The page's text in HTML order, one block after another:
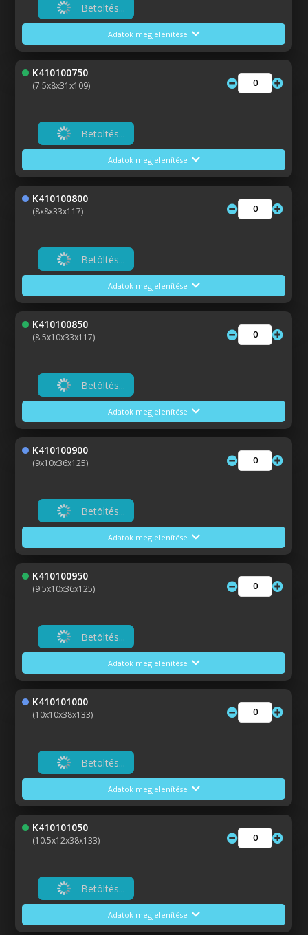
Betöltés...
Adatok megjelenítése
K410100750
(7.5x8x31x109)
Betöltés...
Adatok megjelenítése
K410100800
(8x8x33x117)
Betöltés...
Adatok megjelenítése
K410100850
(8.5x10x33x117)
Betöltés...
Adatok megjelenítése
K410100900
(9x10x36x125)
Betöltés...
Adatok megjelenítése
K410100950
(9.5x10x36x125)
Betöltés...
Adatok megjelenítése
K410101000
(10x10x38x133)
Betöltés...
Adatok megjelenítése
K410101050
(10.5x12x38x133)
Betöltés...
Adatok megjelenítése